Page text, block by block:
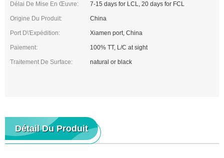
Délai De Mise En Œuvre: 7-15 days for LCL, 20 days for FCL
Origine Du Produit: China
Port D\'expédition: Xiamen port, China
Paiement: 100% TT, L/C at sight
Traitement De Surface: natural or black
Détail Du Produit